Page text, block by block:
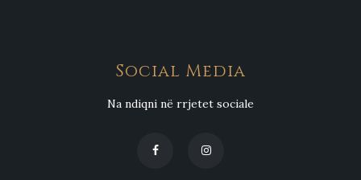
Social Media
Na ndiqni në rrjetet sociale